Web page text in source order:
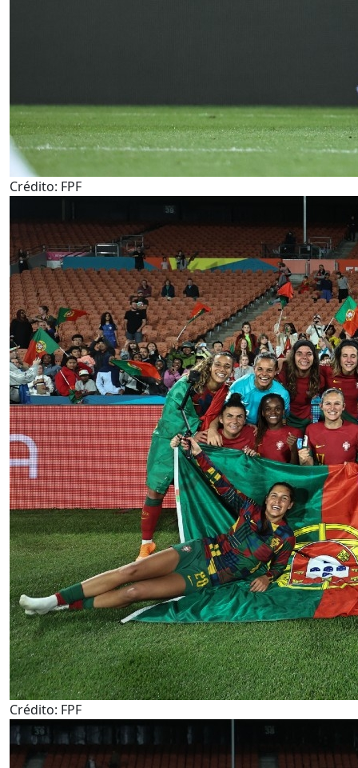
Crédito: FPF
Crédito: FPF